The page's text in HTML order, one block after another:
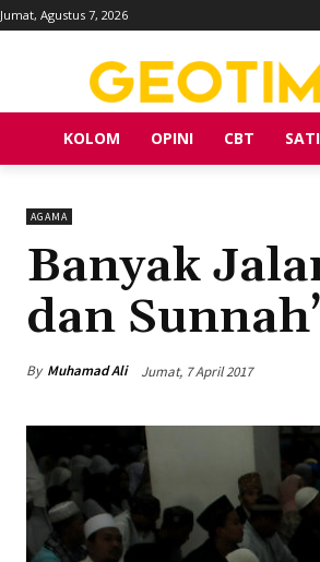
Jumat, Agustus 7, 2026
KOLOM OPINI CBT
AGAMA
Banyak
dan
By Muhamad Ali Jumat, 7 April 2017